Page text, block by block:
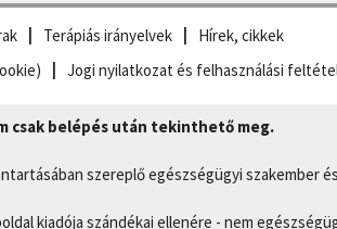
Terápiás irányelvek
Hírek, cikkek
Jogi nyilatkozat és felhasználási
csak belépés után tekinthető meg.
szereplő egészségügyi szakember
kiadója szándékai ellenére - nem